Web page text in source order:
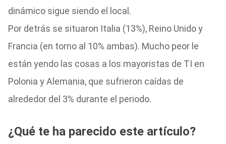
dinámico sigue siendo el local.
Por detrás se situaron Italia (13%), Reino Unido y
Francia (en torno al 10% ambas). Mucho peor le
están yendo las cosas a los mayoristas de TI en
Polonia y Alemania, que sufrieron caídas de
alrededor del 3% durante el periodo.
¿Qué te ha parecido este artículo?